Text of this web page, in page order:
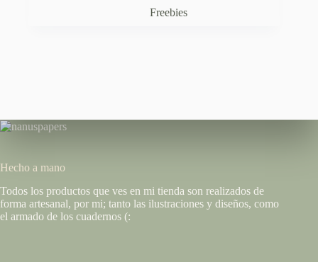
Freebies
Hecho a mano
Todos los productos que ves en mi tienda son realizados de
forma artesanal, por mi; tanto las ilustraciones y diseños, como
el armado de los cuadernos (: